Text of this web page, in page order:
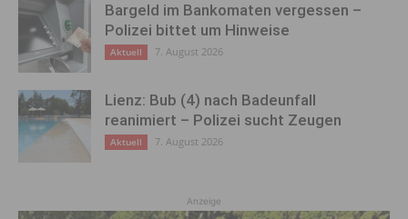
Bargeld im Bankomaten vergessen –
Polizei bittet um Hinweise
Aktuell 7. August 2026
Lienz: Bub (4) nach Badeunfall
reanimiert – Polizei sucht Zeugen
Aktuell 7. August 2026
Anzeige